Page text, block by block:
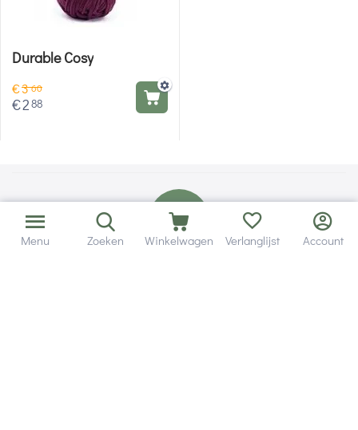
Durable Cosy
€360
€288
Menu Zoeken Winkelwagen Verlanglijst Account